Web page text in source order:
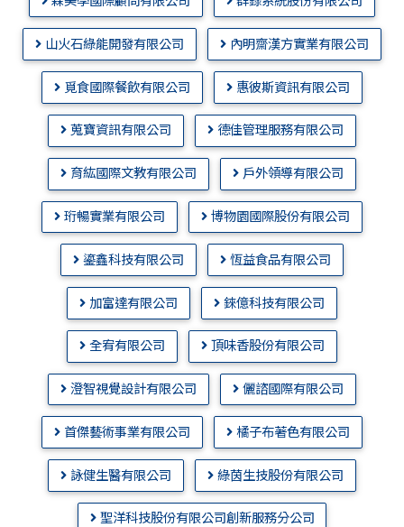
山火石綠能開發有限公司 內明齋漢方實業有限公司
覓食國際餐飲有限公司 惠彼斯資訊有限公司
蒐寶資訊有限公司 德佳管理服務有限公司
育紘國際文教有限公司 戶外領導有限公司
珩暢實業有限公司 博物園國際股份有限公司
鎏鑫科技有限公司 恆益食品有限公司
加富達有限公司 錸億科技有限公司
全宥有限公司 頂味香股份有限公司
澄智視覺設計有限公司 儷諮國際有限公司
首傑藝術事業有限公司 橘子布著色有限公司
詠健生醫有限公司 綠茵生技股份有限公司
聖洋科技股份有限公司創新服務分公司